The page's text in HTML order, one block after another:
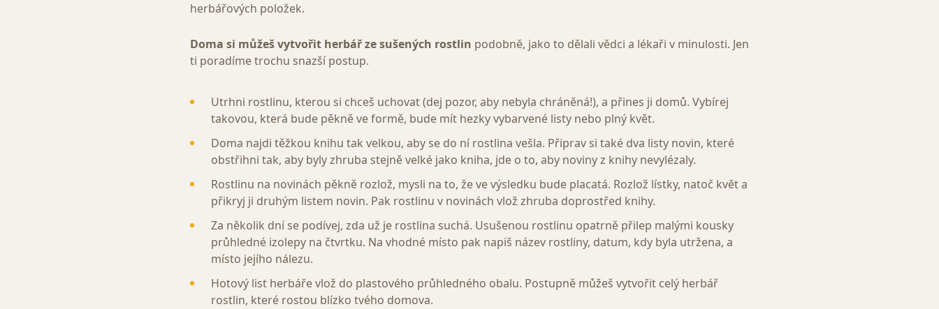
herbářových položek.
Doma si můžeš vytvořit herbář ze sušených rostlin podobně, jako to dělali vědci a lékaři v minulosti. Jen
ti poradíme trochu snazší postup.
Utrhni rostlinu, kterou si chceš uchovat (dej pozor, aby nebyla chráněná!), a přines ji domů. Vybírej
takovou, která bude pěkně ve formě, bude mít hezky vybarvené listy nebo plný květ.
Doma najdi těžkou knihu tak velkou, aby se do ní rostlina vešla. Připrav si také dva listy novin, které
obstřihni tak, aby byly zhruba stejně velké jako kniha, jde o to, aby noviny z knihy nevylézaly.
Rostlinu na novinách pěkně rozlož, mysli na to, že ve výsledku bude placatá. Rozlož lístky, natoč květ a
přikryj ji druhým listem novin. Pak rostlinu v novinách vlož zhruba doprostřed knihy.
Za několik dní se podívej, zda už je rostlina suchá. Usušenou rostlinu opatrně přilep malými kousky
průhledné izolepy na čtvrtku. Na vhodné místo pak napiš název rostliny, datum, kdy byla utržena, a
místo jejího nálezu.
Hotový list herbáře vlož do plastového průhledného obalu. Postupně můžeš vytvořit celý herbář
rostlin, které rostou blízko tvého domova.